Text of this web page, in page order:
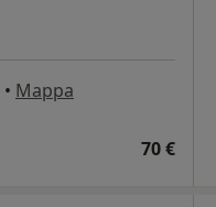
• Mappa
70 €